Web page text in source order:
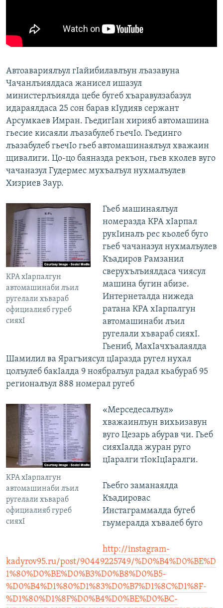
Автоавариялъул гIайибилавлъун лъазавуна
Чачанлъиялдаса жанисел ишазул
министерлъиялда цебе бугеб хъаравулзабазул
идараялдаса 25 сон барав кIудияв сержант
Арсумкаев Имран. ГьедигIан хирияб автомашина
гьесие кисаяли лъазабулеб гьечIо. Гьединго
лъазабулеб гьечIо гьеб автомашинаялъул хважаин
щивалиги. Цо-цо баяназда рекъон, гьев кколев вуго
чачаназул Гудермес мухъалъул нухмалъулев
Хизриев Заур.
КРА хIарпалгун
автомашинаби лъил
ругелали хъвараб
официалияб гуреб
сияхI
Гьеб машинаялъул
номеразда КРА хIарпал
рукIиналъ рес кьолеб буго
гьеб чачаназул нухмалъулев
Къадиров Рамзанил
сверухълъиялдаса чиясул
машина бугин абизе.
Интернеталда нижеда
ратана КРА хIарпалгун
автомашинаби лъил
ругелали хъвараб сияхI.
Гьениб, МахIачхъалаялда
Шамилил ва Ярагъиясул цIаразда ругел нухал
цолъулеб бакIалда 9 ноябралъул радал кьабураб 95
регионалъул 888 номерал ругеб
КРА хIарпалгун
автомашинаби лъил
ругелали хъвараб
официалияб гуреб
сияхI
«Мерседесалъул»
хважаинлъун вихьизавун
вуго Цезарь абурав чи. Гьеб
сияхIалда журан руго
цIаралги тIокIцIаралги.
Гьебго заманаялда
Къадировас
Инстаграммалда бугеб
гьумералда хъвалеб буго
http://instagram-
kadyrov95.ru/post/90449225749/%D0%B4%D0%BE%D
1%80%D0%BE%D0%B3%D0%B8%D0%B5-
%D0%B4%D1%80%D1%83%D0%B7%D1%8C%D1%8F-
%D1%80%D1%8F%D0%B4%D0%BE%D0%BC-